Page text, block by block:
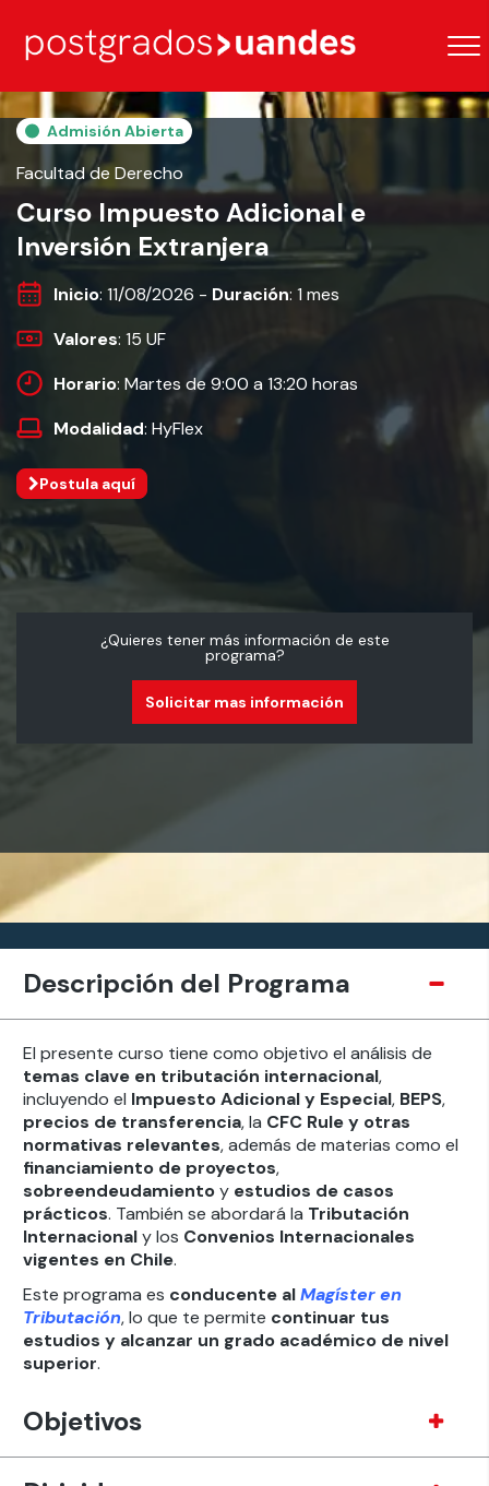
Admisión Abierta
Facultad de Derecho
Curso Impuesto Adicional e
Inversión Extranjera
Inicio: 11/08/2026 - Duración: 1 mes
Valores: 15 UF
Horario: Martes de 9:00 a 13:20 horas
Modalidad: HyFlex
Postula aquí
¿Quieres tener más información de este
programa?
Solicitar mas información
Descripción del Programa
El presente curso tiene como objetivo el análisis de
temas clave en tributación internacional,
incluyendo el Impuesto Adicional y Especial, BEPS,
precios de transferencia, la CFC Rule y otras
normativas relevantes, además de materias como el
financiamiento de proyectos,
sobreendeudamientoy estudios de casos
prácticos. También se abordará la Tributación
Internacionaly los Convenios Internacionales
vigentes en Chile.
Este programa es conducente alMagíster en
Tributación, lo que te permite continuar tus
estudios y alcanzar un grado académico de nivel
superior.
Objetivos